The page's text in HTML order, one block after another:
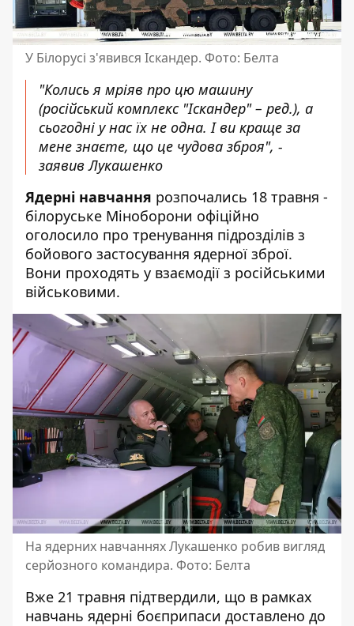
У Білорусі з'явився Іскандер. Фото: Белта
"Колись я мріяв про цю машину
(російський комплекс "Іскандер" – ред.), а
сьогодні у нас їх не одна. І ви краще за
мене знаєте, що це чудова зброя", -
заявив Лукашенко
Ядерні навчання розпочались 18 травня -
білоруське Міноборони офіційно
оголосило про тренування підрозділів з
бойового застосування ядерної зброї.
Вони проходять у взаємодії з російськими
військовими.
На ядерних навчаннях Лукашенко робив вигляд
серйозного командира. Фото: Белта
Вже 21 травня підтвердили, що в рамках
навчань ядерні боєприпаси доставлено до